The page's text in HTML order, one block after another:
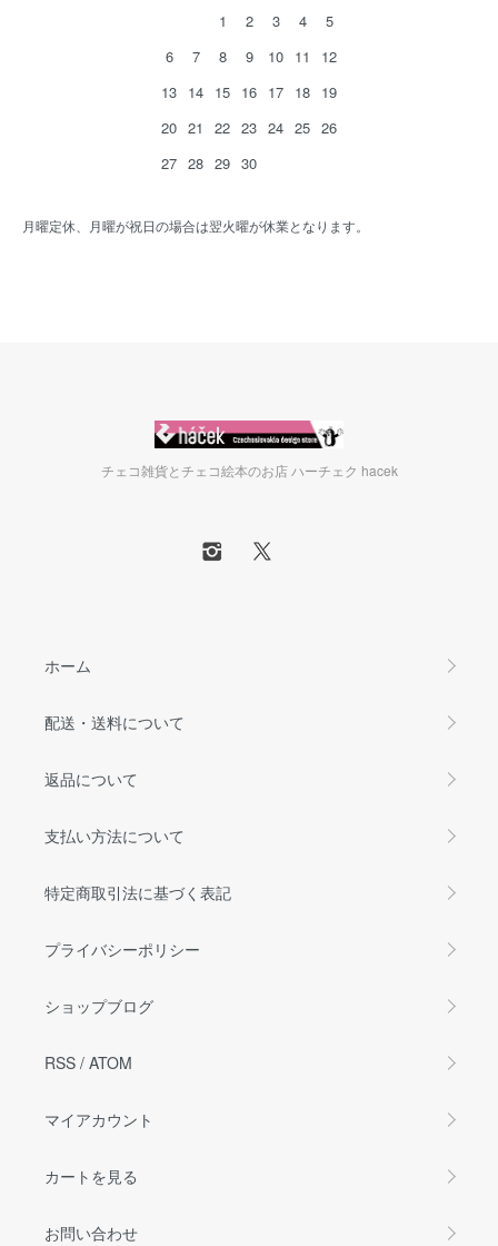
1
2 3 4
5
6
7 8 9 10 11
12
13 14 15 16 17 18 19
20 21 22 23 24 25 26
27 28 29 30
月曜定休、月曜が祝日の場合は翌火曜が休業となります。
チェコ雑貨とチェコ絵本のお店 ハーチェク hacek
ホーム
配送・送料について
返品について
支払い方法について
特定商取引法に基づく表記
プライバシーポリシー
ショップブログ
RSS / ATOM
マイアカウント
カートを見る
お問い合わせ